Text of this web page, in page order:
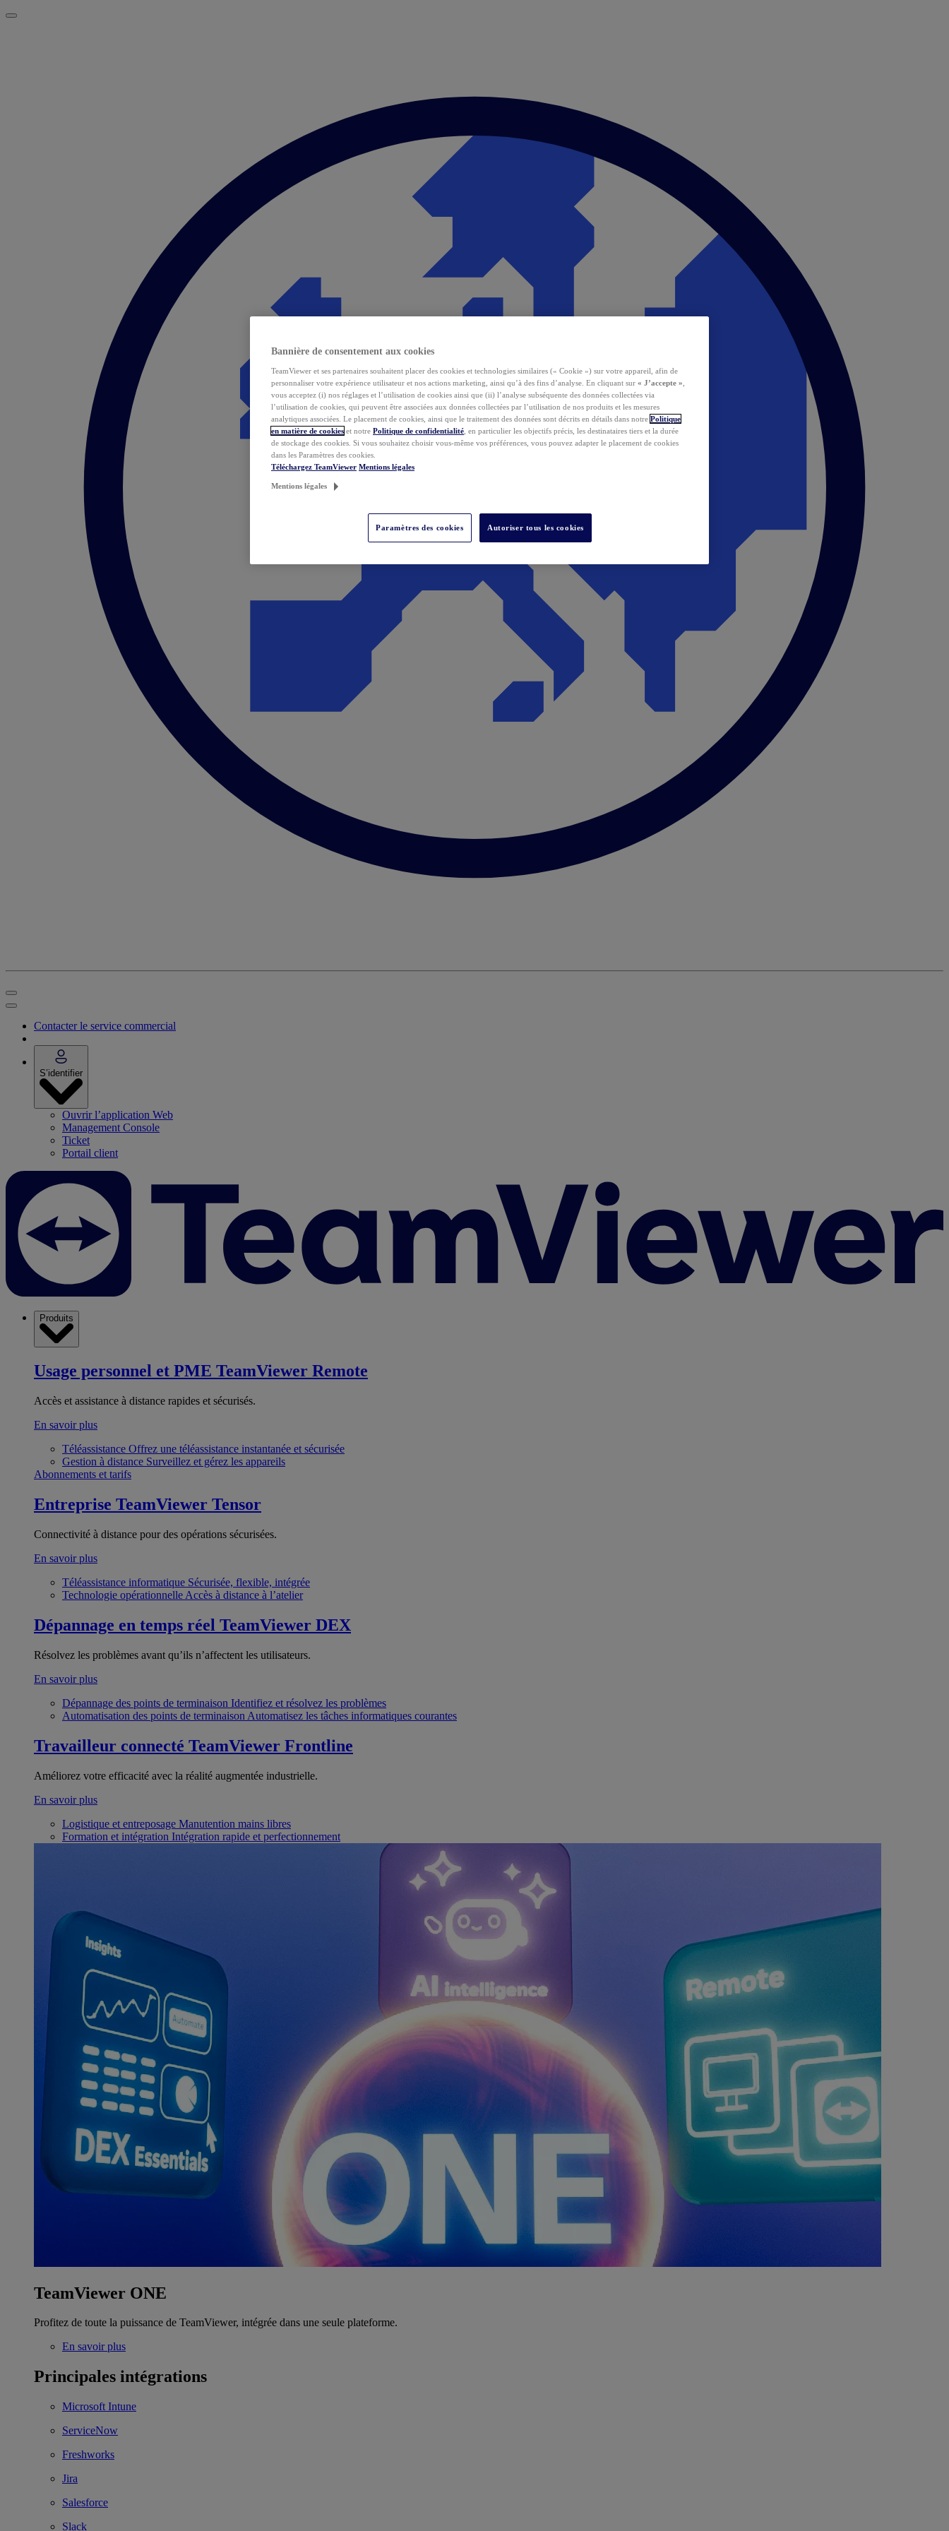
Contacter le service commercial
S’identifier
Ouvrir l’application Web
Management Console
Ticket
Portail client
Produits
Usage personnel et PME TeamViewer Remote
Accès et assistance à distance rapides et sécurisés.
En savoir plus
Téléassistance Offrez une téléassistance instantanée et sécurisée
Gestion à distance Surveillez et gérez les appareils
Abonnements et tarifs
Entreprise TeamViewer Tensor
Connectivité à distance pour des opérations sécurisées.
En savoir plus
Téléassistance informatique Sécurisée, flexible, intégrée
Technologie opérationnelle Accès à distance à l’atelier
Dépannage en temps réel TeamViewer DEX
Résolvez les problèmes avant qu’ils n’affectent les utilisateurs.
En savoir plus
Dépannage des points de terminaison Identifiez et résolvez les problèmes
Automatisation des points de terminaison Automatisez les tâches informatiques courantes
Travailleur connecté TeamViewer Frontline
Améliorez votre efficacité avec la réalité augmentée industrielle.
En savoir plus
Logistique et entreposage Manutention mains libres
Formation et intégration Intégration rapide et perfectionnement
TeamViewer ONE
Profitez de toute la puissance de TeamViewer, intégrée dans une seule plateforme.
En savoir plus
Principales intégrations
Microsoft Intune
ServiceNow
Freshworks
Jira
Salesforce
Slack
Bannière de consentement aux cookies
TeamViewer et ses partenaires souhaitent placer des cookies et technologies similaires (« Cookie ») sur votre appareil, afin de
personnaliser votre expérience utilisateur et nos actions marketing, ainsi qu’à des fins d’analyse. En cliquant sur « J’accepte »
vous acceptez (i) nos réglages et l’utilisation de cookies ainsi que (ii) l’analyse subséquente des données collectées via
l’utilisation de cookies, qui peuvent être associées aux données collectées par l’utilisation de nos produits et les mesures
analytiques associées. Le placement de cookies, ainsi que le traitement des données sont décrits en détails dans notre Politique
en matière de cookies et notre Politique de confidentialité , en particulier les objectifs précis, les destinataires tiers et la durée
de stockage des cookies. Si vous souhaitez choisir vous-même vos préférences, vous pouvez adapter le placement de cookies
dans les Paramètres des cookies.
Téléchargez TeamViewer Mentions légales
Mentions légales
Paramètres des cookies Autoriser tous les cookies